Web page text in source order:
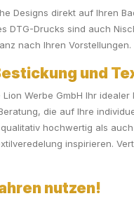
Designs direkt auf Ihren
Drucks sind auch
nach Ihren Vorstellungen.
und
Werbe GmbH Ihr
die auf Ihre
hochwertig als
inspirieren.
nutzen!